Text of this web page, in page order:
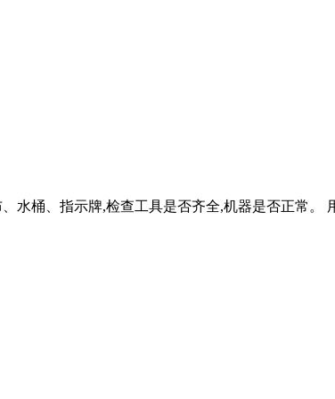
水桶、指示牌,检查工具是否齐全,机器是否正常。